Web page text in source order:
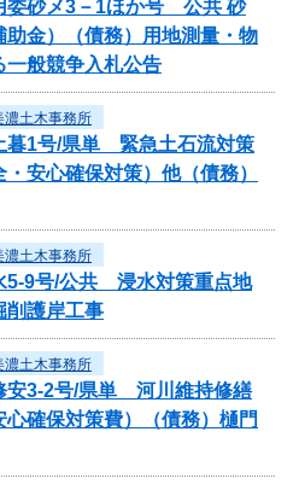
委砂メ3－1ほか号 公共 砂
助金）（債務）用地測量・物
一般競争入札公告
濃土木事務所
暮1号/県単 緊急土石流対策
安心確保対策）他（債務）
濃土木事務所
5-9号/公共 浸水対策重点地
削護岸工事
濃土木事務所
安3-2号/県単 河川維持修繕
確保対策費）（債務）樋門